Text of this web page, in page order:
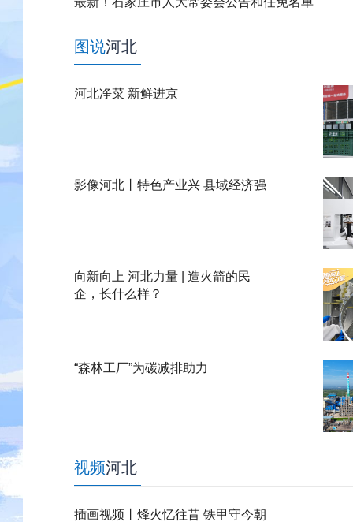
图说河北
河北净菜 新鲜进京
影像河北丨特色产业兴 县域经济强
向新向上 河北力量 | 造火箭的民
企，长什么样？
“森林工厂”为碳减排助力
视频河北
插画视频丨烽火忆往昔 铁甲守今朝